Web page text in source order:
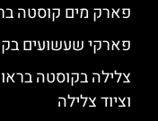
פארק מים קוסטה
פארקי שעשועים
צלילה בקוסטה
וציוד צלילה